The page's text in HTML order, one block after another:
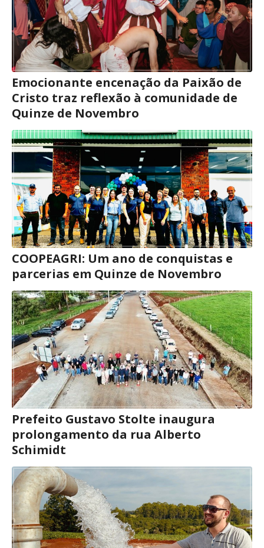
Emocionante encenação da Paixão de
Cristo traz reflexão à comunidade de
Quinze de Novembro
COOPEAGRI: Um ano de conquistas e
parcerias em Quinze de Novembro
Prefeito Gustavo Stolte inaugura
prolongamento da rua Alberto
Schimidt